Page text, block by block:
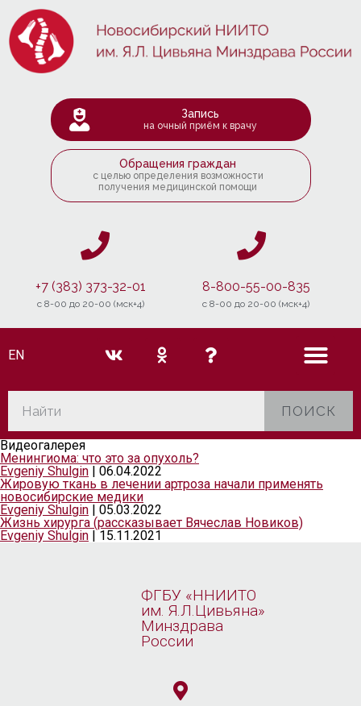
Запись
на очный приём к врачу
Обращения граждан
с целью определения возможности
получения медицинской помощи
+7 (383) 373-32-01
c 8-00 до 20-00 (мск+4)
8-800-55-00-835
c 8-00 до 20-00 (мск+4)
EN
ПОИСК
Видеогалерея
Менингиома: что это за опухоль?
Evgeniy Shulgin
06.04.2022
Жировую ткань в лечении артроза начали применять
новосибирские медики
Evgeniy Shulgin
05.03.2022
Жизнь хирурга (рассказывает Вячеслав Новиков)
Evgeniy Shulgin
15.11.2021
ФГБУ «ННИИТО
им. Я.Л.Цивьяна»
Минздрава
России